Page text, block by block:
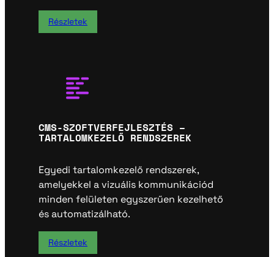
Részletek
CMS-SZOFTVERFEJLESZTÉS –
TARTALOMKEZELŐ RENDSZEREK
Egyedi tartalomkezelő rendszerek,
amelyekkel a vizuális kommunikációd
minden felületen egyszerűen kezelhető
és automatizálható.
Részletek